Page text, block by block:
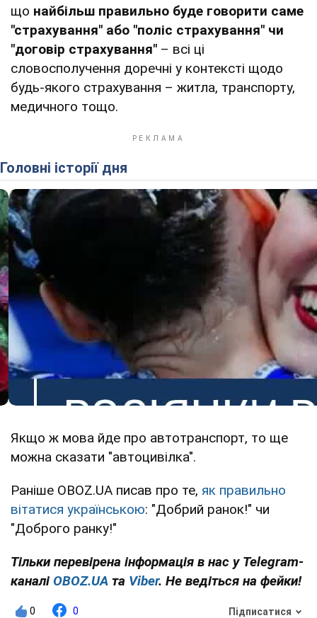
що найбільш правильно буде говорити саме
"страхування" або "поліс страхування" чи
"договір страхування" – всі ці
словосполучення доречні у контексті щодо
будь-якого страхування – житла, транспорту,
медичного тощо.
Головні історії дня
Якщо ж мова йде про автотранспорт, то ще
можна сказати "автоцивілка".
Раніше OBOZ.UA писав про те, як правильно
вітатися українською: "Добрий ранок!" чи
"Доброго ранку!"
Тільки перевірена інформація в нас у Telegram-
каналі OBOZ.UA та Viber. Не ведіться на фейки!
0 0 Підписатися